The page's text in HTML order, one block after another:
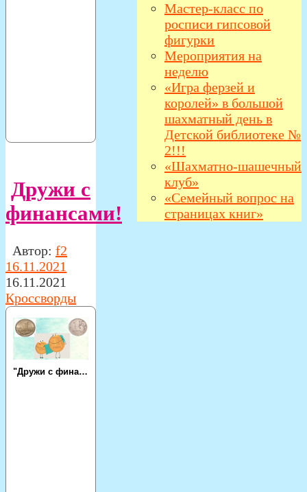
Дружи с
финансами!
Автор: f2
16.11.2021
16.11.2021
Кроссворды
Мастер-класс по
росписи гипсовой
фигурки
Мероприятия на
неделю
«Игра ферзей и
королей» в большой
шахматный день в
Детской библиотеке №
2!!!
«Шахматно-шашечный
клуб»
«Семейный вопрос на
страницах книг»